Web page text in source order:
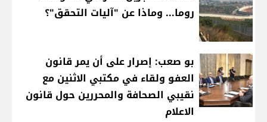
روما... وماذا عن "آليات التحقق"؟
بو صعب: إصرار على أن يمر قانون
العفو ولقاء في مكتبي الاثنين مع
نقيبي الصحافة والمحررين حول قانون
الاعلام